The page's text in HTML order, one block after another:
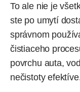
To ale nie je
ste po umytí
správnom
čistiaceho
povrchu auta,
nečistoty